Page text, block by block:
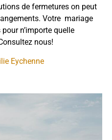
de fermetures on peut
Votre mariage
n’importe quelle
nous!
Eychenne